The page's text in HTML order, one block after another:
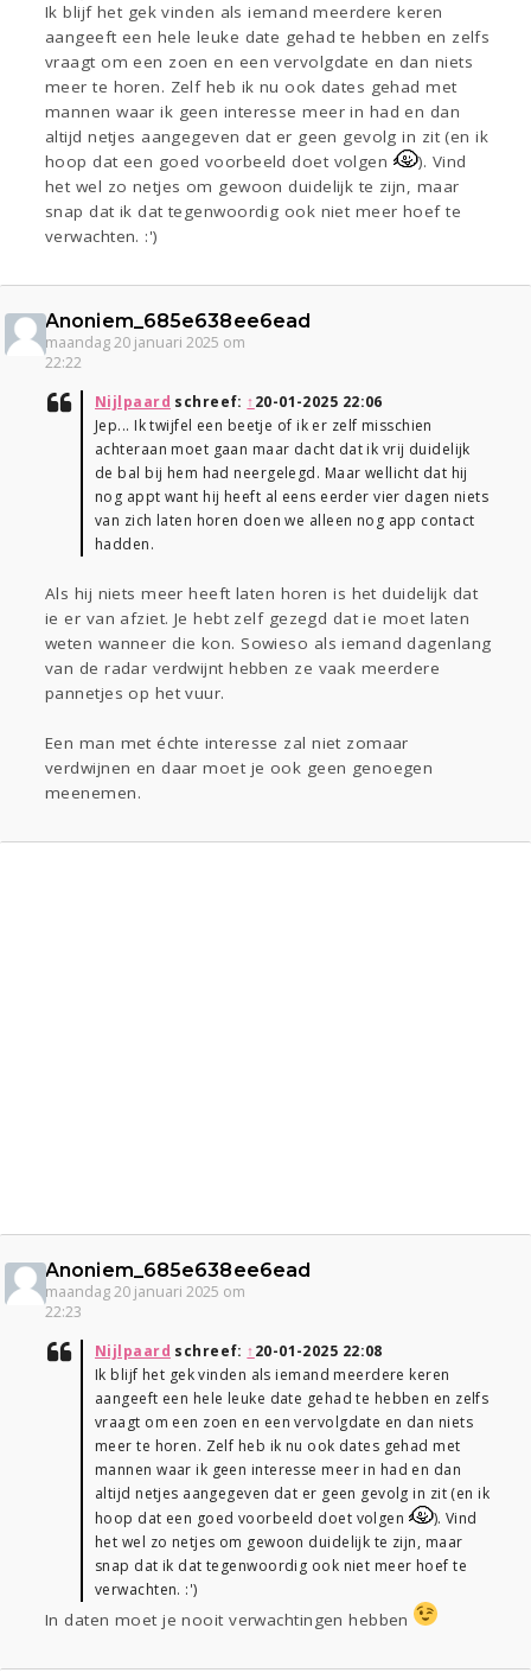
Ik blijf het gek vinden als iemand meerdere keren
aangeeft een hele leuke date gehad te hebben en zelfs
vraagt om een zoen en een vervolgdate en dan niets
meer te horen. Zelf heb ik nu ook dates gehad met
mannen waar ik geen interesse meer in had en dan
altijd netjes aangegeven dat er geen gevolg in zit (en ik
hoop dat een goed voorbeeld doet volgen
). Vind
het wel zo netjes om gewoon duidelijk te zijn, maar
snap dat ik dat tegenwoordig ook niet meer hoef te
verwachten. :')
Anoniem_685e638ee6ead
maandag 20 januari 2025 om
22:22
Nijlpaard schreef: ↑20-01-2025 22:06
Jep... Ik twijfel een beetje of ik er zelf misschien
achteraan moet gaan maar dacht dat ik vrij duidelijk
de bal bij hem had neergelegd. Maar wellicht dat hij
nog appt want hij heeft al eens eerder vier dagen niets
van zich laten horen doen we alleen nog app contact
hadden.
Als hij niets meer heeft laten horen is het duidelijk dat
ie er van afziet. Je hebt zelf gezegd dat ie moet laten
weten wanneer die kon. Sowieso als iemand dagenlang
van de radar verdwijnt hebben ze vaak meerdere
pannetjes op het vuur.
Een man met échte interesse zal niet zomaar
verdwijnen en daar moet je ook geen genoegen
meenemen.
Anoniem_685e638ee6ead
maandag 20 januari 2025 om
22:23
Nijlpaard schreef: ↑20-01-2025 22:08
Ik blijf het gek vinden als iemand meerdere keren
aangeeft een hele leuke date gehad te hebben en zelfs
vraagt om een zoen en een vervolgdate en dan niets
meer te horen. Zelf heb ik nu ook dates gehad met
mannen waar ik geen interesse meer in had en dan
altijd netjes aangegeven dat er geen gevolg in zit (en ik
hoop dat een goed voorbeeld doet volgen
). Vind
het wel zo netjes om gewoon duidelijk te zijn, maar
snap dat ik dat tegenwoordig ook niet meer hoef te
verwachten. :')
In daten moet je nooit verwachtingen hebben